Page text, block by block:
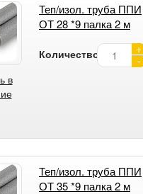
в
Теп/изол. труба ППИ
ОТ 28 *9 палка 2 м
Количество:
+
-
Теп/изол. труба ППИ
ОТ 35 *9 палка 2 м